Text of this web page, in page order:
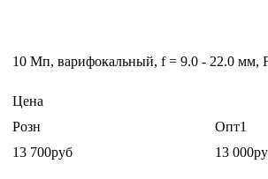
10 Мп, варифокальный, f = 9.0 - 22.0 мм,
Цена
Розн
Опт1
13 700руб
13